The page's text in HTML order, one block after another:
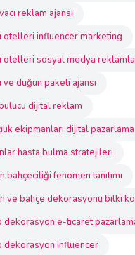
reklam ajansı
otelleri influencer marketing
otelleri sosyal medya
ve düğün paketi ajansı
dijital reklam
ekipmanları dijital pazarlama
hasta bulma stratejileri
bahçeciliği fenomen tanıtımı
ve bahçe dekorasyonu bitki
dekorasyon e-ticaret
dekorasyon influencer